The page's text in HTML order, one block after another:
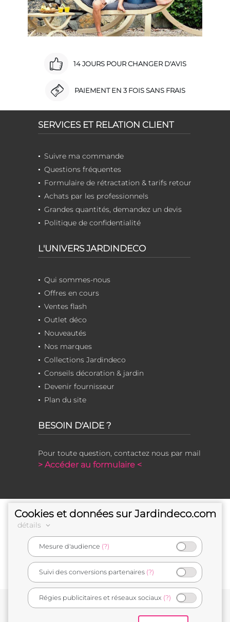
14 JOURS POUR CHANGER D'AVIS
PAIEMENT EN 3 FOIS SANS FRAIS
SERVICES ET RELATION CLIENT
Suivre ma commande
Questions fréquentes
Formulaire de rétractation & tarifs retour
Achats par les professionnels
Grandes quantités, demandez un devis
Politique de confidentialité
L'UNIVERS JARDINDECO
Qui sommes-nous
Offres en cours
Ventes flash
Outlet déco
Nouveautés
Nos marques
Collections Jardindeco
Conseils décoration & jardin
Devenir fournisseur
Plan du site
BESOIN D'AIDE ?
Pour toute question, contactez nous par mail
> Accéder au formulaire <
e-commerçant français
Cookies et données sur Jardindeco.com
détails
Mesure d'audience (?)
Suivi des conversions partenaires (?)
Régies publicitaires et réseaux sociaux (?)